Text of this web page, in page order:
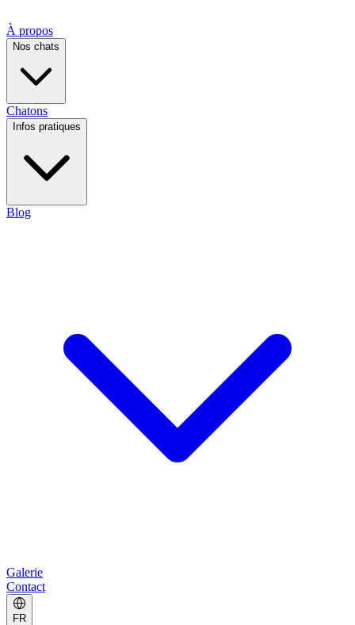
À propos
Nos chats
Chatons
Infos pratiques
Blog
Galerie
Contact
FR